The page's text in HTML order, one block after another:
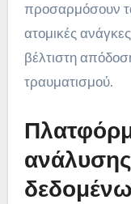
προσαρμόσουν
ατομικές
βέλτιστη
τραυματισμού.